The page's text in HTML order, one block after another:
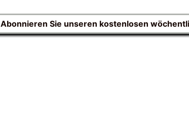
Abonnieren Sie unseren kostenlosen